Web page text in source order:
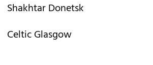
Shakhtar Donetsk
Celtic Glasgow